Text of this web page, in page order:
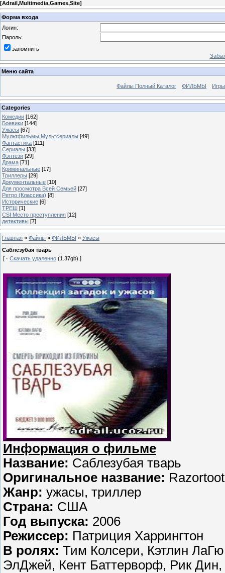
[Adrail,Multimedia,Games,Site]
Форма входа
Логин:
Пароль:
запомнить
Меню сайта
Файлы Полный Каталог ФИЛЬМЫ
Categories
Комедии [162]
Боевики [144]
Ужасы [67]
Мультфильмы,Мультсериалы [49]
Фантастика [111]
Сериалы [33]
Фэнтези [29]
Драма [71]
Криминальные [17]
Триллеры [29]
Документальные [10]
Для просмотра Всей Семьей [27]
Ретро (Классика) [8]
Исторические [6]
ТРЕШ [1]
CSI Место преступления [12]
детективы [7]
Главная » Файлы » ФИЛЬМЫ » Ужасы
Саблезубая тварь
[ · Скачать удаленно (1.37gb) ]
Информация о фильме
Название: Саблезубая тварь
Оригинальное название:
Жанр: ужасы, триллер
Страна: США
Год выпуска: 2006
Режиссер: Патриция Харрингтон
В ролях: Тим Колсери, Кэтлин
ЭлДжей, Кент Баттерворф, Рик